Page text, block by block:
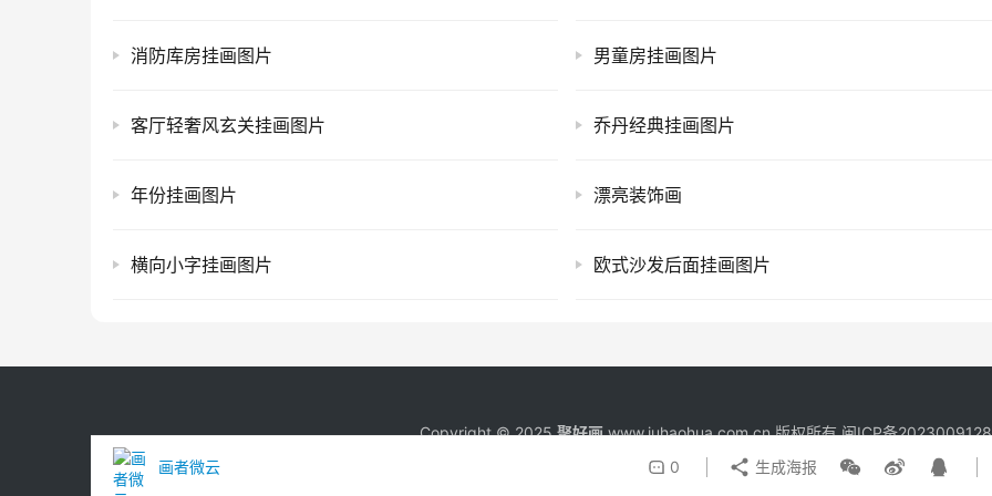
画者微云 0 生成海报
消防库房挂画图片 男童房挂画图片
客厅轻奢风玄关挂画图片 乔丹经典挂画图片
年份挂画图片 漂亮装饰画
横向小字挂画图片 欧式沙发后面挂画图片
Copyright © 2025聚好画www.juhaohua.com.cn 版权所有闽ICP备